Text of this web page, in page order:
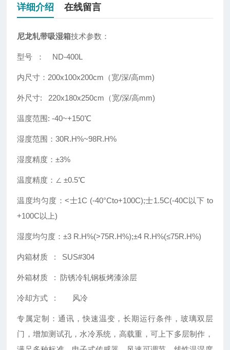
详细介绍 在线留言
尼龙轧带吸湿箱技术参数：
型号 ： ND-400L
内尺寸：200x100x200cm（宽/深/高mm)
外尺寸: 220x180x250cm（宽/深/高mm)
温度范围: -40~+150℃
湿度范围：30R.H%~98R.H%
湿度精度：±3%
温度精度：∠ ±0.5℃
温度均匀度：<士1C (-40°Cto+100C);士1.5C(-40C以下 to
+100C以上)
湿度均匀度：±3 R.H%(>75R.H%);±4 R.H%(≤75R.H%)
内箱材质 : SUS#304
外箱材质 : 防锈冷轧钢板烤漆涂层
冷却方式 : 风冷
专属定制：通讯，快速温变，长期运行条件，玻璃双层
门，增加测试孔，水冷系统，高载重，可上下多层制作，